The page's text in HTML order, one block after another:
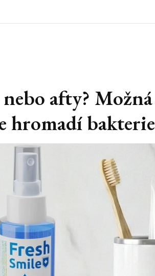
afty? Možná
hromadí bakterie